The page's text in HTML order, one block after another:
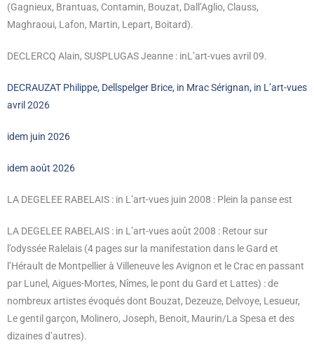
(Gagnieux, Brantuas, Contamin, Bouzat, Dall’Aglio, Clauss,
Maghraoui, Lafon, Martin, Lepart, Boitard).
DECLERCQ Alain, SUSPLUGAS Jeanne : inL’art-vues avril 09.
DECRAUZAT Philippe, Dellspelger Brice, in Mrac Sérignan, in L’art-vues
avril 2026
idem juin 2026
idem août 2026
LA DEGELEE RABELAIS : in L’art-vues juin 2008 : Plein la panse est
LA DEGELEE RABELAIS : in L’art-vues août 2008 : Retour sur
l’odyssée Ralelais (4 pages sur la manifestation dans le Gard et
l’Hérault de Montpellier à Villeneuve les Avignon et le Crac en passant
par Lunel, Aigues-Mortes, Nîmes, le pont du Gard et Lattes) : de
nombreux artistes évoqués dont Bouzat, Dezeuze, Delvoye, Lesueur,
Le gentil garçon, Molinero, Joseph, Benoit, Maurin/La Spesa et des
dizaines d’autres).